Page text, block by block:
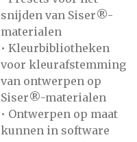
snijden van Siser®-
materialen
• Kleurbibliotheken
voor kleurafstemming
van ontwerpen op
Siser®-materialen
• Ontwerpen op maat
kunnen in software